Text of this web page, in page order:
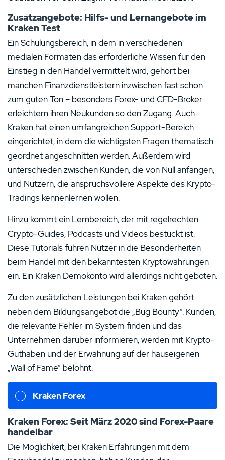
Zusatzangebote: Hilfs- und Lernangebote im
Kraken Test
Ein Schulungsbereich, in dem in verschiedenen
medialen Formaten das erforderliche Wissen für den
Einstieg in den Handel vermittelt wird, gehört bei
manchen Finanzdienstleistern inzwischen fast schon
zum guten Ton – besonders Forex- und CFD-Broker
erleichtern ihren Neukunden so den Zugang. Auch
Kraken hat einen umfangreichen Support-Bereich
eingerichtet, in dem die wichtigsten Fragen thematisch
geordnet angeschnitten werden. Außerdem wird
unterschieden zwischen Kunden, die von Null anfangen,
und Nutzern, die anspruchsvollere Aspekte des Krypto-
Tradings kennenlernen wollen.
Hinzu kommt ein Lernbereich, der mit regelrechten
Crypto-Guides, Podcasts und Videos bestückt ist.
Diese Tutorials führen Nutzer in die Besonderheiten
beim Handel mit den bekanntesten Kryptowährungen
ein. Ein Kraken Demokonto wird allerdings nicht geboten.
Zu den zusätzlichen Leistungen bei Kraken gehört
neben dem Bildungsangebot die „Bug Bounty“. Kunden,
die relevante Fehler im System finden und das
Unternehmen darüber informieren, werden mit Krypto-
Guthaben und der Erwähnung auf der hauseigenen
„Wall of Fame“ belohnt.
Kraken Forex
Kraken Forex: Seit März 2020 sind Forex-Paare
handelbar
Die Möglichkeit, bei Kraken Erfahrungen mit dem